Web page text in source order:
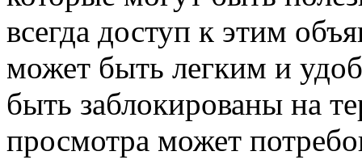
всегда доступ к этим
может быть легким и
быть заблокированы на
просмотра может